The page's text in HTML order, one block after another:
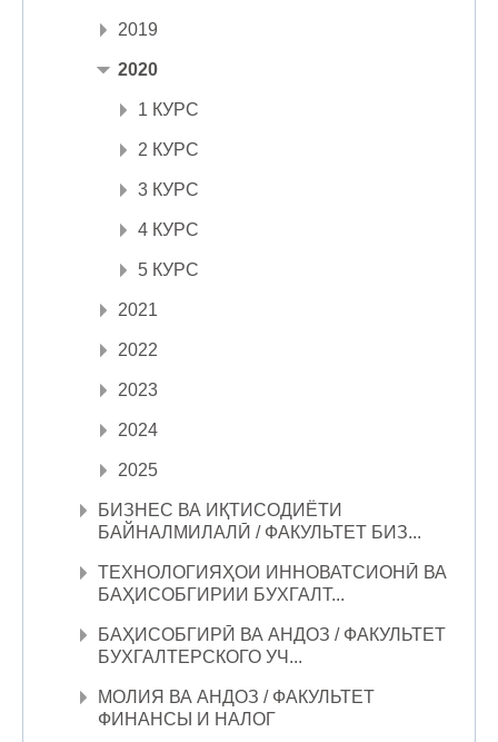
2019
2020
1 КУРС
2 КУРС
3 КУРС
4 КУРС
5 КУРС
2021
2022
2023
2024
2025
БИЗНЕС ВА ИҚТИСОДИЁТИ
БАЙНАЛМИЛАЛӢ / ФАКУЛЬТЕТ БИЗ...
ТЕХНОЛОГИЯҲОИ ИННОВАТСИОНӢ ВА
БАҲИСОБГИРИИ БУХГАЛТ...
БАҲИСОБГИРӢ ВА АНДОЗ / ФАКУЛЬТЕТ
БУХГАЛТЕРСКОГО УЧ...
МОЛИЯ ВА АНДОЗ / ФАКУЛЬТЕТ
ФИНАНСЫ И НАЛОГ